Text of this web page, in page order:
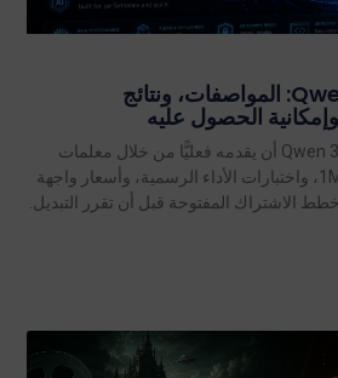
مراجعة Qwen 3.8 Max: المواصفات، ونتائج
الحصول عليه
اكتشف ما يمكن لـ Qwen 3.8 Max أن يقدمه فعليًّا من خلال معلمات
2.4T، ونافذة سياق بحجم 1M، واختبارات الأداء الرسمية، وأسعار واجهة